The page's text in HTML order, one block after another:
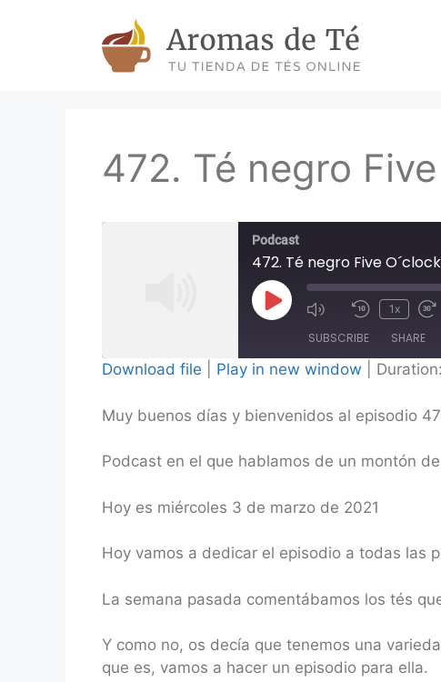
472. Té negro
Podcast
472. Té negro Five
Play
Episode
1x
SUBSCRIBE SHARE
RSS FEED
Download file Play in new window
Muy buenos días y bienvenidos al episodio
Podcast en el que hablamos de un montón
Hoy es miércoles 3 de marzo de 2021
Hoy vamos a dedicar el episodio a todas las
La semana pasada comentábamos los tés
Y como no, os decía que tenemos una
que es, vamos a hacer un episodio para ella.